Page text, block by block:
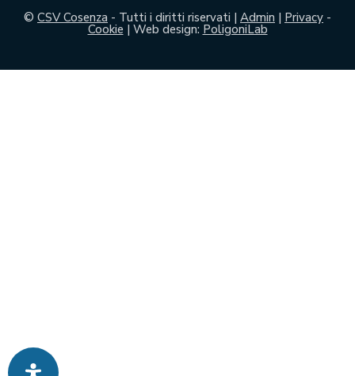
© CSV Cosenza - Tutti i diritti riservati | Admin | Privacy -
Cookie | Web design: PoligoniLab